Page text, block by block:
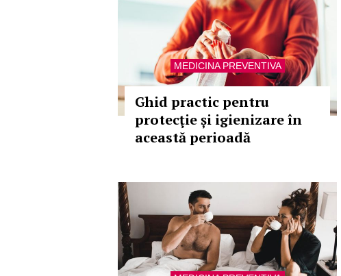
MEDICINA PREVENTIVA
Ghid practic pentru
protecţie și igienizare în
această perioadă